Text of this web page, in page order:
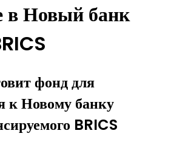
в Новый банк
фонд для
к Новому банку
BRICS